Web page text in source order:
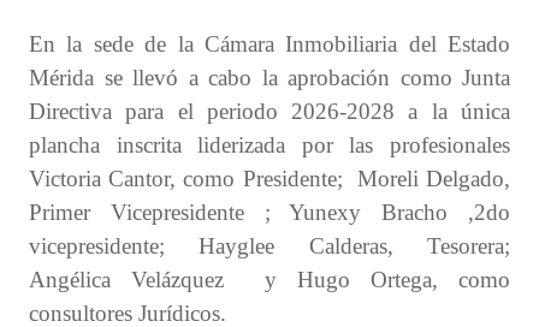
En la sede de la Cámara Inmobiliaria del Estado
Mérida se llevó a cabo la aprobación como Junta
Directiva para el periodo 2026-2028 a la única
plancha inscrita liderizada por las profesionales
Victoria Cantor, como Presidente; Moreli Delgado,
Primer Vicepresidente ; Yunexy Bracho ,2do
vicepresidente; Hayglee Calderas, Tesorera;
Angélica Velázquez y Hugo Ortega, como
consultores Jurídicos.